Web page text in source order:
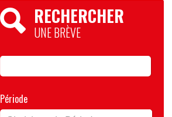
RECHERCHER
UNE BRÈVE
Période